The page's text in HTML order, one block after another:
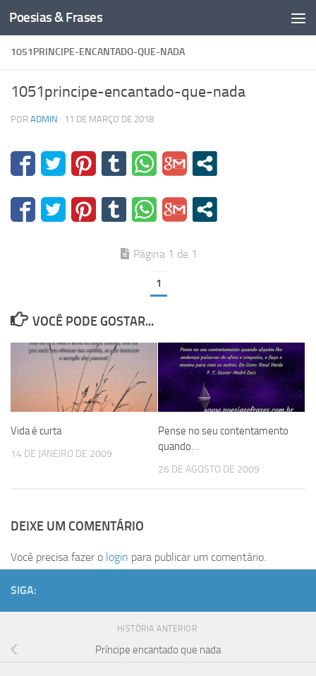
Skip to content
Poesias & Frases
1051PRINCIPE-ENCANTADO-QUE-NADA
1051principe-encantado-que-nada
POR ADMIN · 11 DE MARÇO DE 2018
Página 1 de 1
1
VOCÊ PODE GOSTAR...
Vida é curta
14 DE JANEIRO DE 2009
Pense no seu contentamento
quando…
26 DE AGOSTO DE 2009
DEIXE UM COMENTÁRIO
Você precisa fazer o login para publicar um comentário.
SIGA:
HISTÓRIA ANTERIOR
Príncipe encantado que nada